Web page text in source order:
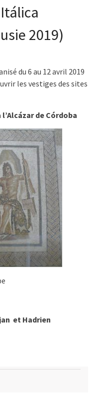
2019)
du 6 au 12 avril 2019
les vestiges des sites
de Córdoba
et Hadrien